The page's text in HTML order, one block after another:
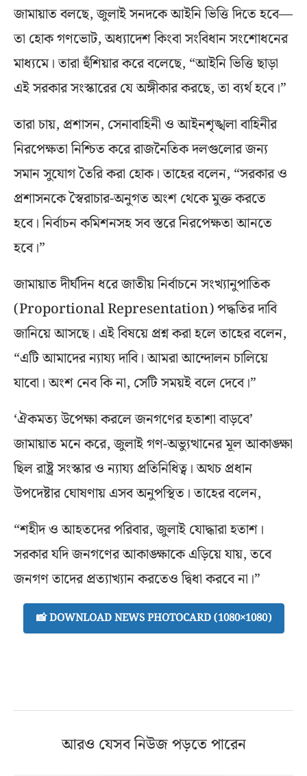
জামায়াত বলছে, জুলাই সনদকে আইনি ভিত্তি দিতে হবে—
তা হোক গণভোট, অধ্যাদেশ কিংবা সংবিধান সংশোধনের
মাধ্যমে। তারা হুঁশিয়ার করে বলেছে, “আইনি ভিত্তি ছাড়া
এই সরকার সংস্কারের যে অঙ্গীকার করছে, তা ব্যর্থ হবে।”
তারা চায়, প্রশাসন, সেনাবাহিনী ও আইনশৃঙ্খলা বাহিনীর
নিরপেক্ষতা নিশ্চিত করে রাজনৈতিক দলগুলোর জন্য
সমান সুযোগ তৈরি করা হোক। তাহের বলেন, “সরকার ও
প্রশাসনকে স্বৈরাচার-অনুগত অংশ থেকে মুক্ত করতে
হবে। নির্বাচন কমিশনসহ সব স্তরে নিরপেক্ষতা আনতে
হবে।”
জামায়াত দীর্ঘদিন ধরে জাতীয় নির্বাচনে সংখ্যানুপাতিক
(Proportional Representation) পদ্ধতির দাবি
জানিয়ে আসছে। এই বিষয়ে প্রশ্ন করা হলে তাহের বলেন,
“এটি আমাদের ন্যায্য দাবি। আমরা আন্দোলন চালিয়ে
যাবো। অংশ নেব কি না, সেটি সময়ই বলে দেবে।”
‘ঐকমত্য উপেক্ষা করলে জনগণের হতাশা বাড়বে’
জামায়াত মনে করে, জুলাই গণ-অভ্যুত্থানের মূল আকাঙ্ক্ষা
ছিল রাষ্ট্র সংস্কার ও ন্যায্য প্রতিনিধিত্ব। অথচ প্রধান
উপদেষ্টার ঘোষণায় এসব অনুপস্থিত। তাহের বলেন,
“শহীদ ও আহতদের পরিবার, জুলাই যোদ্ধারা হতাশ।
সরকার যদি জনগণের আকাঙ্ক্ষাকে এড়িয়ে যায়, তবে
জনগণ তাদের প্রত্যাখ্যান করতেও দ্বিধা করবে না।”
📸 DOWNLOAD NEWS PHOTOCARD (1080×1080)
আরও যেসব নিউজ পড়তে পারেন